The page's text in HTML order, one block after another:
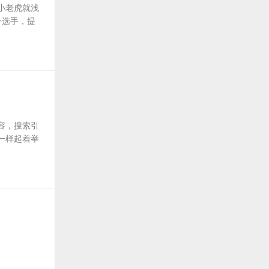
老虎就浅
手，提
，搜索引
样起着举